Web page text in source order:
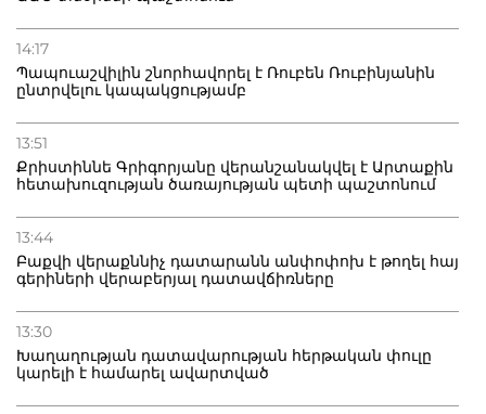
14:17
Պապուաշվիլին շնորհավորել է Ռուբեն Ռուբինյանին
ընտրվելու կապակցությամբ
13:51
Քրիստիննե Գրիգորյանը վերանշանակվել է Արտաքին
հետախուզության ծառայության պետի պաշտոնում
13:44
Բաքվի վերաքննիչ դատարանն անփոփոխ է թողել հայ
գերիների վերաբերյալ դատավճիռները
13:30
Խաղաղության դատավարության հերթական փուլը
կարելի է համարել ավարտված